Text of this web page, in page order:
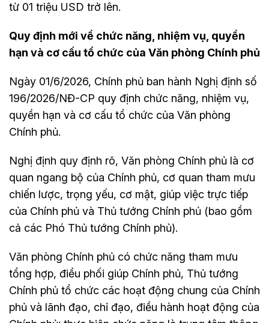
từ 01 triệu USD trở lên.
Quy định mới về chức năng, nhiệm vụ, quyền
hạn và cơ cấu tổ chức của Văn phòng Chính phủ
Ngày 01/6/2026, Chính phủ ban hành Nghị định số
196/2026/NĐ-CP quy định chức năng, nhiệm vụ,
quyền hạn và cơ cấu tổ chức của Văn phòng
Chính phủ.
Nghị định quy định rõ, Văn phòng Chính phủ là cơ
quan ngang bộ của Chính phủ, cơ quan tham mưu
chiến lược, trọng yếu, cơ mật, giúp việc trực tiếp
của Chính phủ và Thủ tướng Chính phủ (bao gồm
cả các Phó Thủ tướng Chính phủ).
Văn phòng Chính phủ có chức năng tham mưu
tổng hợp, điều phối giúp Chính phủ, Thủ tướng
Chính phủ tổ chức các hoạt động chung của Chính
phủ và lãnh đạo, chỉ đạo, điều hành hoạt động của